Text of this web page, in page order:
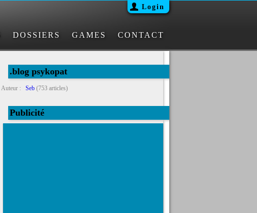
Login
DOSSIERS GAMES CONTACT
.blog psykopat
Auteur : Seb (753 articles)
Publicité